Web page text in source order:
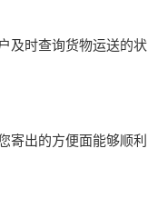
及时查询货物运送的状
寄出的方便面能够顺利